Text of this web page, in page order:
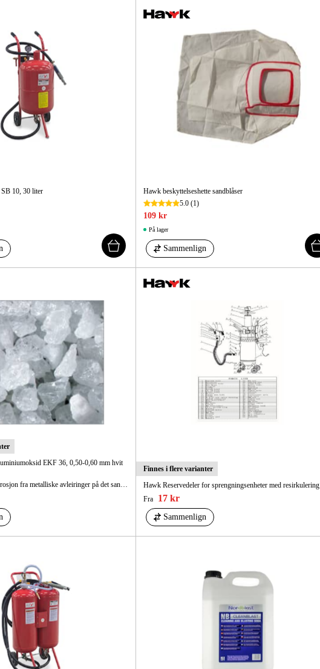
10, 30 liter
Hawk beskyttelseshette sandblåser
5.0(1)
109 kr
På lager
Sammenlign
EKF 36, 0,50-0,60 mm hvit
Forårsaker ingen korrosjon fra metalliske avleiringer på det sandblåste emnet
Finnes i flere varianter
Hawk Reservedeler for sprengningsenheter med resirkulering
Fra
17 kr
Sammenlign